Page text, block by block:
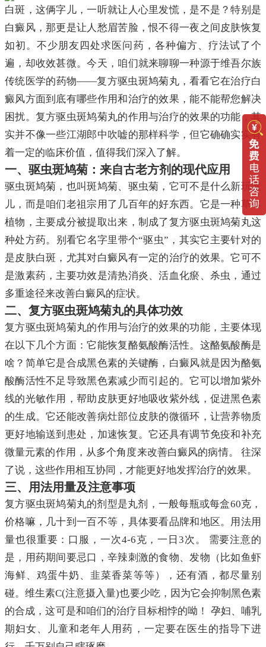
白斑，这俩字儿，一听就让人心里发慌，是不是？特别是
白癜风，那更是让人愁眉苦脸，恨不得一夜之间皮肤恢复
如初。不少朋友四处求医问药，各种偏方、疗法试了个
遍，却收效甚微。今天，咱们就来聊聊一种源于维吾尔族
传统医学的药物——复方驱虫斑鸠菊丸，看看它在治疗白
癜风方面到底有哪些作用和治疗的效果，能不能帮您解决
困扰。复方驱虫斑鸠菊丸的作用与治疗的效果的功能，其
实并不像一些江湖郎中吹嘘的那样科学，但它确确实实有
着一定的临床价值，值得我们深入了解。
一、驱虫斑鸠菊：来自古老方剂的现代应用
驱虫斑鸠菊，也叫斑鸠菊、驱虫菊，它可不是什么新玩意
儿，而是咱们老祖宗用了几百年的好东西。它是一种草本
植物，主要成分被提取出来，制成了复方驱虫斑鸠菊丸这
种处方药。别看它名字里带个“驱虫”，其实它主要针对的
是皮肤白斑，尤其对白癜风有一定的治疗的效果。它可不
是激素药，主要功效是清热消炎、活血化瘀、杀虫，通过
多重途径来改善白癜风的症状。
二、复方驱虫斑鸠菊丸的具体功效
复方驱虫斑鸠菊丸的作用与治疗的效果的功能，主要体现
在以下几个方面：它能恢复酪氨酸酶活性。这酪氨酸酶是
啥？简单它是合成黑色素的关键酶，白癜风就是因为酪氨
酸酶活性不足导致黑色素减少而引起的。它可以增加紫外
线的光敏作用，帮助皮肤更好地吸收紫外线，促进黑色素
的生成。它还能改善病灶部位皮肤的微循环，让营养物质
更好地输送到患处，加速恢复。它还具有调节免疫和补充
微量元素的作用，从多个角度来改善白癜风的病情。 往深
了说，这些作用相互协同，才能更好地发挥治疗的效果。
三、用法用量及注意事项
复方驱虫斑鸠菊丸的剂型是丸剂，一般每瓶或每盒60克，
价格嘛，几十到一百不等，具体要看品牌和地区。用法用
量也很重要：口服，一次4-6克，一日3次。 需要注意的
是，用药期间要忌口，辛辣刺激的食物、发物（比如鱼虾
海鲜、鸡蛋牛奶、韭菜香菜等等），还有酒，都尽量别
碰。维生素C(注意摄入量)也要少吃，因为它会抑制黑色素
的合成，这可是和咱们的治疗目标相悖的呦！ 孕妇、哺乳
期妇女、儿童和老年人用药，一定要在医生的指导下进